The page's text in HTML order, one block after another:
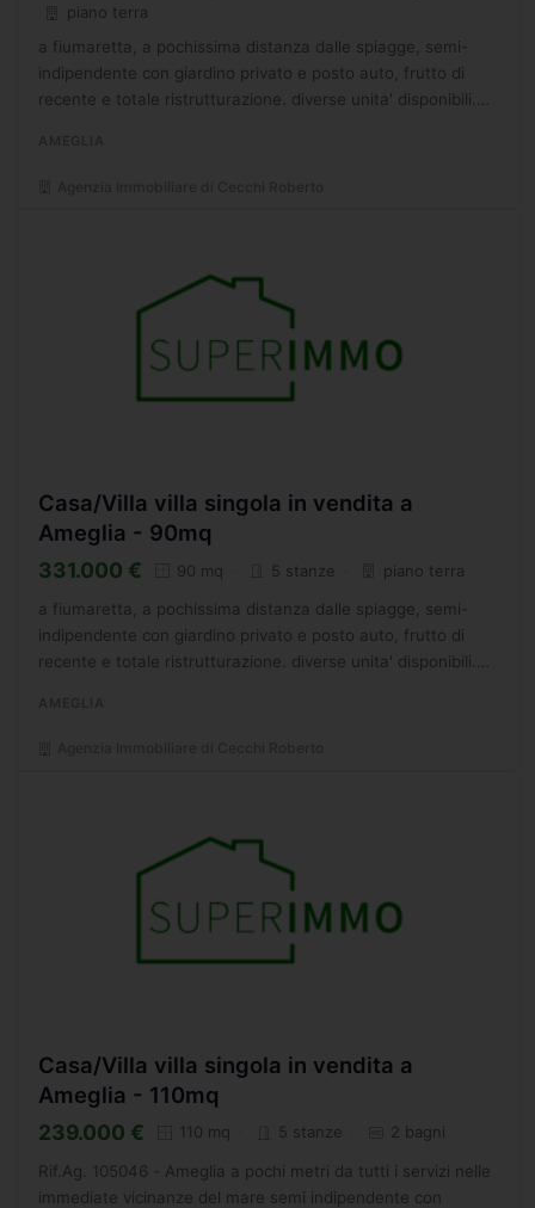
piano terra
a fiumaretta, a pochissima distanza dalle spiagge, semi-
indipendente con giardino privato e posto auto, frutto di
recente e totale ristrutturazione. diverse unita' disponibili.
Casa/Villa villa singola in vendita a
Ameglia - 90mq
331.000 € 90 mq 5 stanze piano terra
a fiumaretta, a pochissima distanza dalle spiagge, semi-
indipendente con giardino privato e posto auto, frutto di
recente e totale ristrutturazione. diverse unita' disponibili.
Casa/Villa villa singola in vendita a
Ameglia - 110mq
239.000 € 110 mq 5 stanze 2 bagni
Rif.Ag. 105046 - Ameglia a pochi metri da tutti i servizi nelle
immediate vicinanze del mare semi indipendente con